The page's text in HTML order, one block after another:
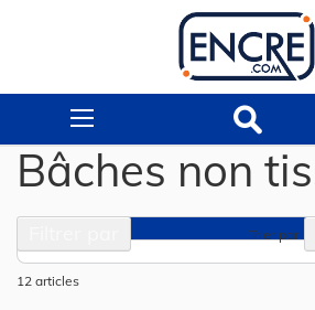
Bâches non
12 articles
Trier par